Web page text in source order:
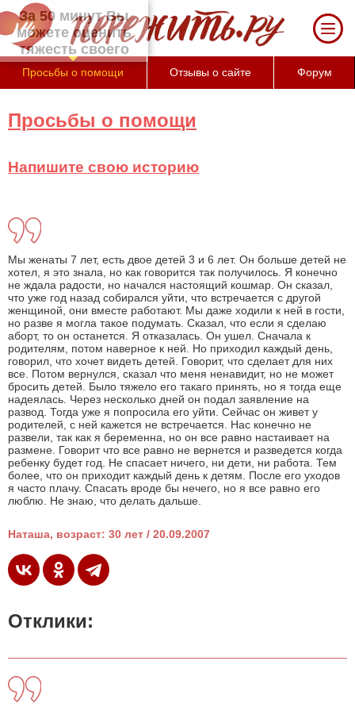
За 50 минут Вы можете оценить тяжесть
своего состояния и его психологические
причины (бесплатно)
Просьбы о помощи Отзывы о сайте Форум
Просьбы о помощи
Напишите свою историю
Мы женаты 7 лет, есть двое детей 3 и 6 лет. Он больше детей не
хотел, я это знала, но как говорится так получилось. Я конечно
не ждала радости, но начался настоящий кошмар. Он сказал,
что уже год назад собирался уйти, что встречается с другой
женщиной, они вместе работают. Мы даже ходили к ней в гости,
но разве я могла такое подумать. Сказал, что если я сделаю
аборт, то он останется. Я отказалась. Он ушел. Сначала к
родителям, потом наверное к ней. Но приходил каждый день,
говорил, что хочет видеть детей. Говорит, что сделает для них
все. Потом вернулся, сказал что меня ненавидит, но не может
бросить детей. Было тяжело его такаго принять, но я тогда еще
надеялась. Через несколько дней он подал заявление на
развод. Тогда уже я попросила его уйти. Сейчас он живет у
родителей, с ней кажется не встречается. Нас конечно не
развели, так как я беременна, но он все равно настаивает на
размене. Говорит что все равно не вернется и разведется когда
ребенку будет год. Не спасает ничего, ни дети, ни работа. Тем
более, что он приходит каждый день к детям. После его уходов
я часто плачу. Спасать вроде бы нечего, но я все равно его
люблю. Не знаю, что делать дальше.
Наташа, возраст: 30 лет / 20.09.2007
Отклики: